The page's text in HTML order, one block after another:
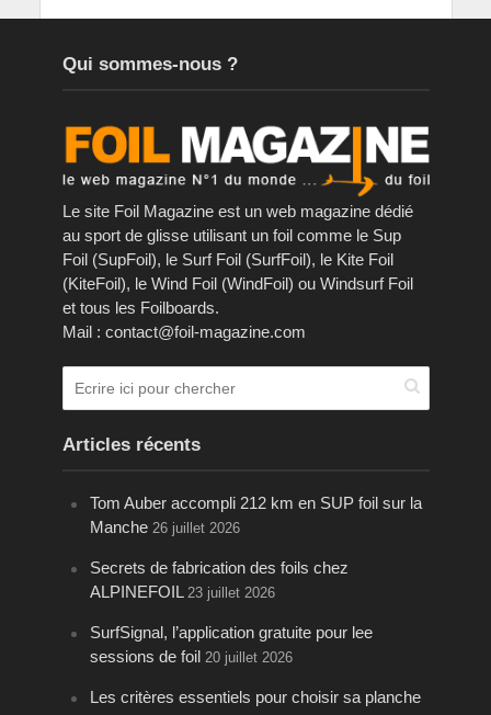
Qui sommes-nous ?
Le site Foil Magazine est un web magazine dédié
au sport de glisse utilisant un foil comme le Sup
Foil (SupFoil), le Surf Foil (SurfFoil), le Kite Foil
(KiteFoil), le Wind Foil (WindFoil) ou Windsurf Foil
et tous les Foilboards.
Mail : contact@foil-magazine.com
Articles récents
Tom Auber accompli 212 km en SUP foil sur la
Manche 26 juillet 2026
Secrets de fabrication des foils chez
ALPINEFOIL 23 juillet 2026
SurfSignal, l’application gratuite pour lee
sessions de foil 20 juillet 2026
Les critères essentiels pour choisir sa planche